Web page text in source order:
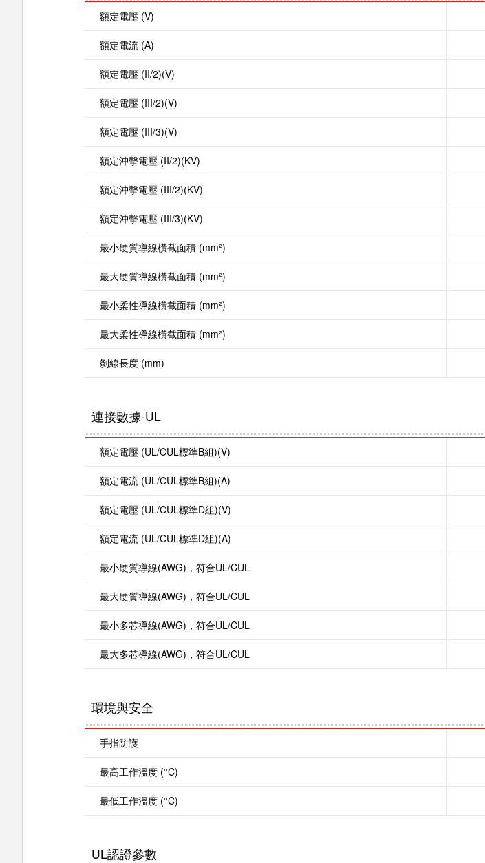
額定電壓 (V)
額定電流 (A)
額定電壓 (II/2)(V)
額定電壓 (III/2)(V)
額定電壓 (III/3)(V)
額定沖擊電壓 (II/2)(KV)
額定沖擊電壓 (III/2)(KV)
額定沖擊電壓 (III/3)(KV)
最小硬質導線橫截面積 (mm²)
最大硬質導線橫截面積 (mm²)
最小柔性導線橫截面積 (mm²)
最大柔性導線橫截面積 (mm²)
剝線長度 (mm)
連接數據-UL
額定電壓 (UL/CUL標準B組)(V)
額定電流 (UL/CUL標準B組)(A)
額定電壓 (UL/CUL標準D組)(V)
額定電流 (UL/CUL標準D組)(A)
最小硬質導線(AWG)，符合UL/CUL
最大硬質導線(AWG)，符合UL/CUL
最小多芯導線(AWG)，符合UL/CUL
最大多芯導線(AWG)，符合UL/CUL
環境與安全
手指防護
最高工作溫度 (°C)
最低工作溫度 (°C)
UL認證參數